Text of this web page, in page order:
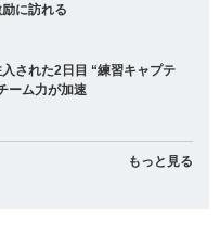
に訪れる
された2日目 “練習キャプテ
ーム力が加速
もっと見る